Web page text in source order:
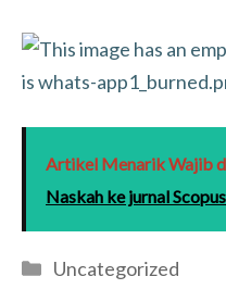
Artikel Menarik Wajib
Naskah ke jurnal
Categories
Uncategorized